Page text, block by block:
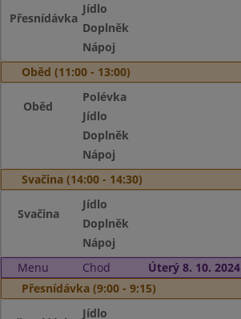
Přesnídávka
Jídlo
Doplněk
Nápoj
Oběd (11:00 - 13:00)
Oběd
Polévka
Jídlo
Doplněk
Nápoj
Svačina (14:00 - 14:30)
Svačina
Jídlo
Doplněk
Nápoj
Menu
Chod
Úterý 8. 10. 2024
Přesnídávka (9:00 - 9:15)
Jídlo